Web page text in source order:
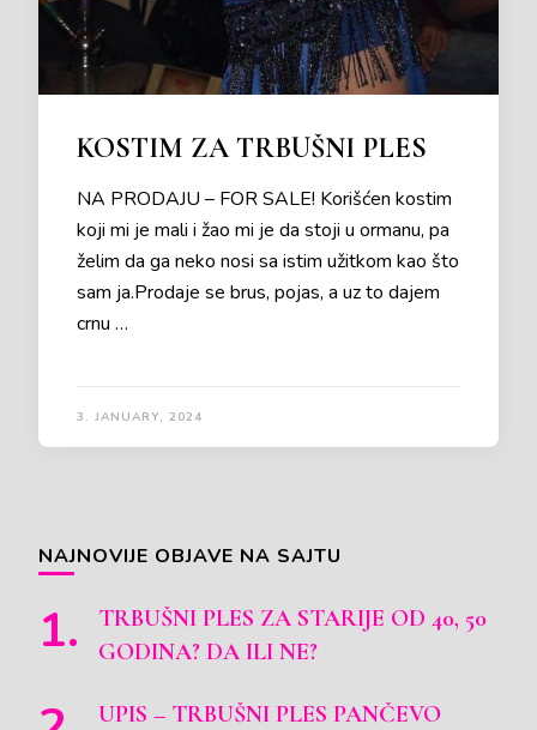
KOSTIM ZA TRBUŠNI PLES
NA PRODAJU – FOR SALE! Korišćen kostim
koji mi je mali i žao mi je da stoji u ormanu, pa
želim da ga neko nosi sa istim užitkom kao što
sam ja.Prodaje se brus, pojas, a uz to dajem
crnu …
3. JANUARY, 2024
NAJNOVIJE OBJAVE NA SAJTU
TRBUŠNI PLES ZA STARIJE OD 40, 50
GODINA? DA ILI NE?
UPIS – TRBUŠNI PLES PANČEVO